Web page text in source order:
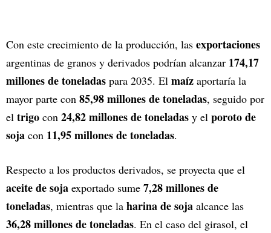
Con este crecimiento de la producción, las exportaciones
argentinas de granos y derivados podrían alcanzar 174,17
millones de toneladas para 2035. El maíz aportaría la
mayor parte con 85,98 millones de toneladas, seguido por
el trigo con 24,82 millones de toneladas y el poroto de
soja con 11,95 millones de toneladas.
Respecto a los productos derivados, se proyecta que el
aceite de soja exportado sume 7,28 millones de
toneladas, mientras que la harina de soja alcance las
36,28 millones de toneladas. En el caso del girasol, el